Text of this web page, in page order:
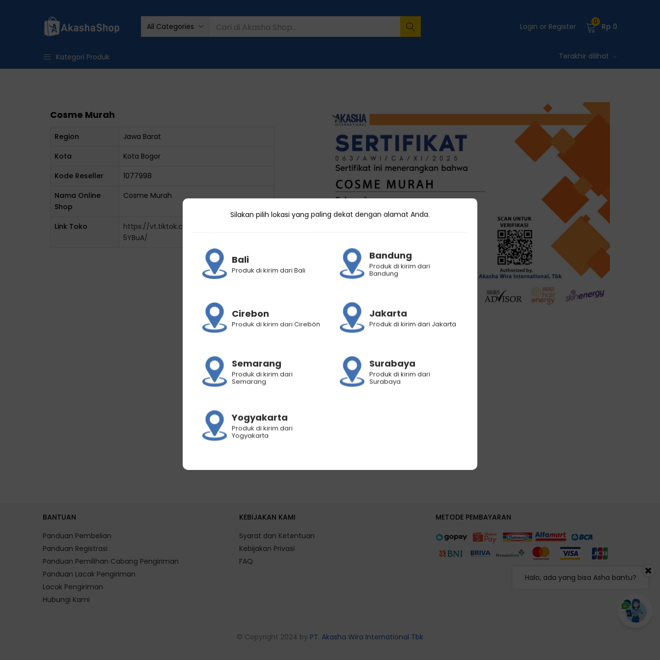
All Categories Login or Register
0
Rp 0
Kategori Produk Terakhir dilihat
Cosme Murah
Region
Jawa Barat
Kota
Kota Bogor
Kode Reseller
1077998
Nama Online
Shop
Cosme Murah
Link Toko
https://vt.tiktok.com/ZSH3pgqegUf4G-
5YBuA/
Halo, ada yang bisa Asha bantu?
BANTUAN
Panduan Pembelian
Panduan Registrasi
Panduan Pemilihan Cabang Pengiriman
Panduan Lacak Pengiriman
Lacak Pengiriman
Hubungi Kami
KEBIJAKAN KAMI
Syarat dan Ketentuan
Kebijakan Privasi
FAQ
METODE PEMBAYARAN
© Copyright 2024 by PT. Akasha Wira International Tbk
Silakan pilih lokasi yang paling dekat dengan alamat Anda.
Bali
Produk di kirim dari Bali
Bandung
Produk di kirim dari
Bandung
Cirebon
Produk di kirim dari Cirebon
Jakarta
Produk di kirim dari Jakarta
Semarang
Produk di kirim dari
Semarang
Surabaya
Produk di kirim dari
Surabaya
Yogyakarta
Produk di kirim dari
Yogyakarta